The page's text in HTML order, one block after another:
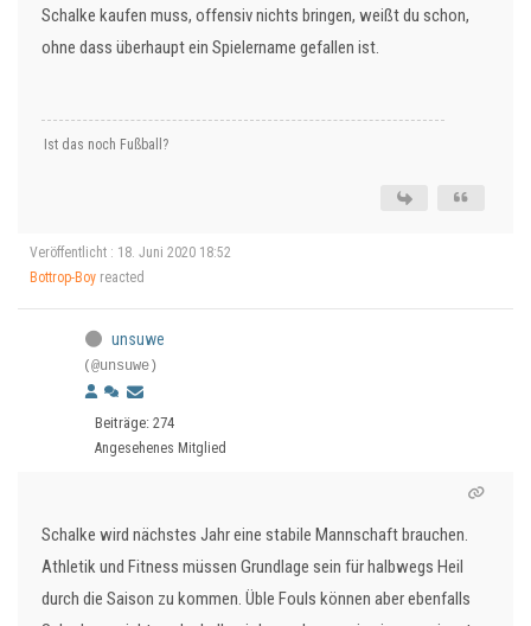
Schalke kaufen muss, offensiv nichts bringen, weißt du schon,
ohne dass überhaupt ein Spielername gefallen ist.
Ist das noch Fußball?
Veröffentlicht : 18. Juni 2020 18:52
Bottrop-Boy reacted
unsuwe
(@unsuwe)
Beiträge: 274
Angesehenes Mitglied
Schalke wird nächstes Jahr eine stabile Mannschaft brauchen.
Athletik und Fitness müssen Grundlage sein für halbwegs Heil
durch die Saison zu kommen. Üble Fouls können aber ebenfalls